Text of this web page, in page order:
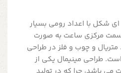
شکل با اعداد رومی بسیار
مرکزی ساعت به صورت
و چوب و فلز در طراحی
طراحی مینیمال یکی از